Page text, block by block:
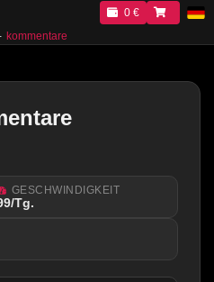
kommentare
0 €
GESCHWINDIGKEIT
Tg.